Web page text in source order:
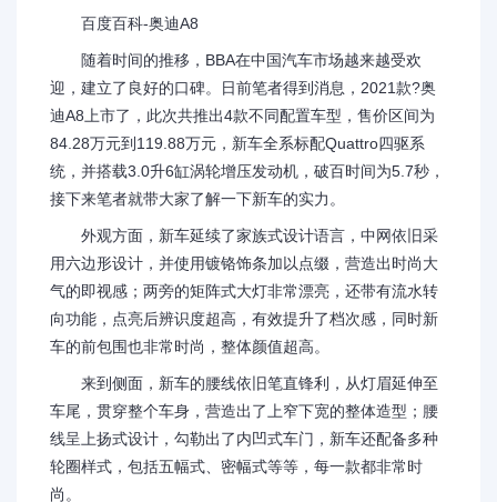
百度百科-奥迪A8
随着时间的推移，BBA在中国汽车市场越来越受欢
迎，建立了良好的口碑。日前笔者得到消息，2021款?奥
迪A8上市了，此次共推出4款不同配置车型，售价区间为
84.28万元到119.88万元，新车全系标配Quattro四驱系
统，并搭载3.0升6缸涡轮增压发动机，破百时间为5.7秒，
接下来笔者就带大家了解一下新车的实力。
外观方面，新车延续了家族式设计语言，中网依旧采
用六边形设计，并使用镀铬饰条加以点缀，营造出时尚大
气的即视感；两旁的矩阵式大灯非常漂亮，还带有流水转
向功能，点亮后辨识度超高，有效提升了档次感，同时新
车的前包围也非常时尚，整体颜值超高。
来到侧面，新车的腰线依旧笔直锋利，从灯眉延伸至
车尾，贯穿整个车身，营造出了上窄下宽的整体造型；腰
线呈上扬式设计，勾勒出了内凹式车门，新车还配备多种
轮圈样式，包括五幅式、密幅式等等，每一款都非常时
尚。